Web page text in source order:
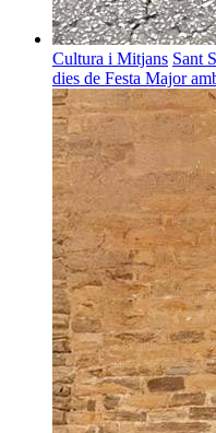
Cultura i Mitjans Sant
dies de Festa Major